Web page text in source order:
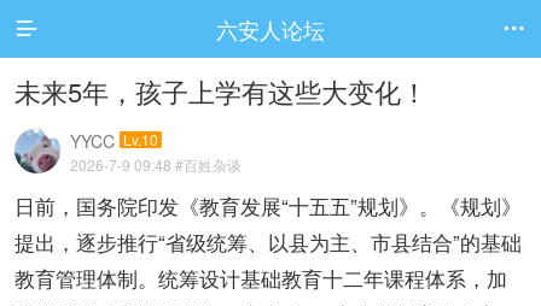
 六安人论坛 
未来5年，孩子上学有这些大变化！
YYCC Lv.10
2026-7-9 09:48 #百姓杂谈
日前，国务院印发《教育发展“十五五”规划》。《规划》
提出，逐步推行“省级统筹、以县为主、市县结合”的基础
教育管理体制。统筹设计基础教育十二年课程体系，加